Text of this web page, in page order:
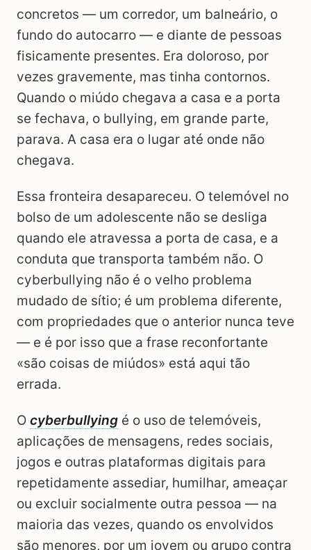
concretos — um corredor, um balneário, o
fundo do autocarro — e diante de pessoas
fisicamente presentes. Era doloroso, por
vezes gravemente, mas tinha contornos.
Quando o miúdo chegava a casa e a porta
se fechava, o bullying, em grande parte,
parava. A casa era o lugar até onde não
chegava.
Essa fronteira desapareceu. O telemóvel no
bolso de um adolescente não se desliga
quando ele atravessa a porta de casa, e a
conduta que transporta também não. O
cyberbullying não é o velho problema
mudado de sítio; é um problema diferente,
com propriedades que o anterior nunca teve
— e é por isso que a frase reconfortante
«são coisas de miúdos» está aqui tão
errada.
O cyberbullying é o uso de telemóveis,
aplicações de mensagens, redes sociais,
jogos e outras plataformas digitais para
repetidamente assediar, humilhar, ameaçar
ou excluir socialmente outra pessoa — na
maioria das vezes, quando os envolvidos
são menores, por um jovem ou grupo contra